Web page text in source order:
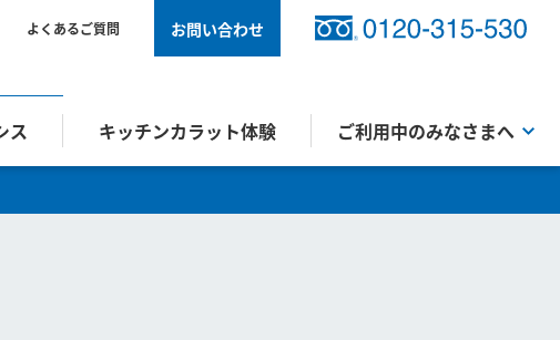
よくあるご質問 お問い合わせ
ス キッチンカラット体験 ご利用中のみなさまへ